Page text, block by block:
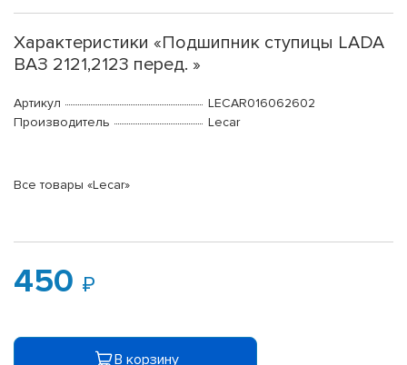
Характеристики «Подшипник ступицы LADA
ВАЗ 2121,2123 перед. »
Артикул
LECAR016062602
Производитель
Lecar
Все товары «Lecar»
450
В корзину